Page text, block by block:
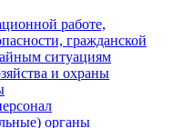
работе,
гражданской
ситуациям
и охраны
органы